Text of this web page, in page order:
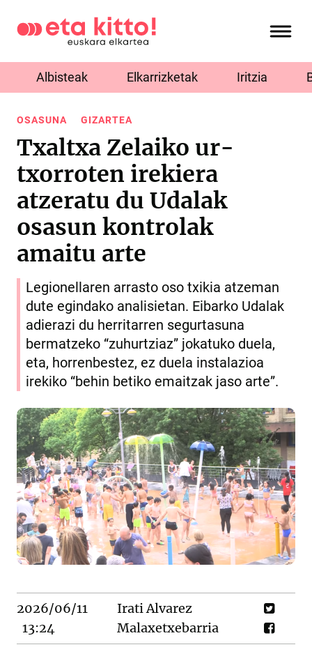
Albisteak Elkarrizketak Iritzia
OSASUNA GIZARTEA
Txaltxa Zelaiko ur-
txorroten irekiera
atzeratu du Udalak
osasun kontrolak
amaitu arte
Legionellaren arrasto oso txikia atzeman
dute egindako analisietan. Eibarko Udalak
adierazi du herritarren segurtasuna
bermatzeko “zuhurtziaz” jokatuko duela,
eta, horrenbestez, ez duela instalazioa
irekiko “behin betiko emaitzak jaso arte”.
2026/06/11
13:24
Irati Alvarez
Malaxetxebarria